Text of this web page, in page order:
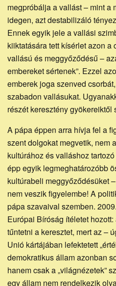
megpróbálja a vallást – mint a
idegen, azt destabilizáló
Ennek egyik jele a vallási
kiiktatására tett kísérlet azon a
vallású és meggyőződésű –
embereket sértenek”. Ezzel
emberek joga szenved
szabadon vallásukat.
részét keresztény gyökereiktől
A pápa éppen arra hívja fel a
szent dolgokat megvetik, nem
kultúrához és valláshoz
épp egyik legmeghatározóbb
kultúrabeli meggyőződésüket
nem veszik figyelembe! A
pápa szavaival szemben.
Európai Bíróság ítéletet
tűntetni a keresztet, mert az –
Unió kártájában lefektetett
demokratikus állam azonban
hanem csak a „világnézetek”
egy állam nem rendelkezik